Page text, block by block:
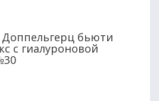
Доппельгерц бьюти
с гиалуроновой